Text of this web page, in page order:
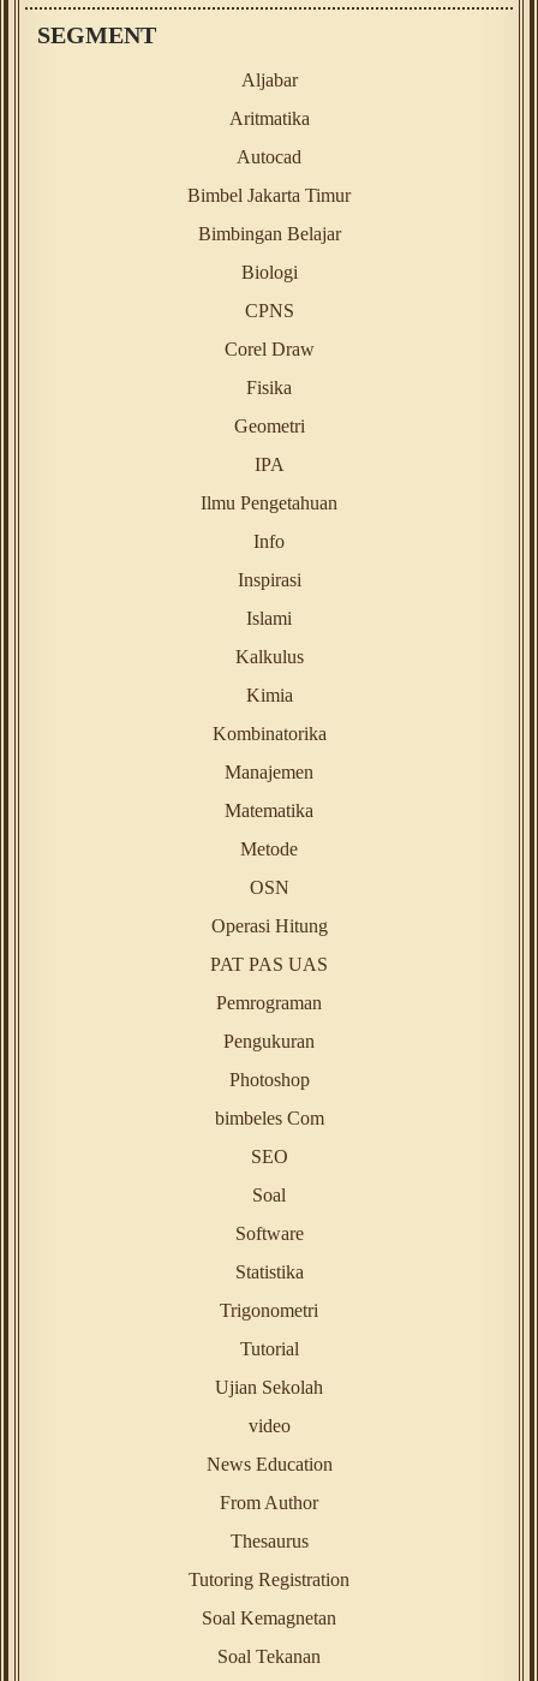
SEGMENT
Aljabar
Aritmatika
Autocad
Bimbel Jakarta Timur
Bimbingan Belajar
Biologi
CPNS
Corel Draw
Fisika
Geometri
IPA
Ilmu Pengetahuan
Info
Inspirasi
Islami
Kalkulus
Kimia
Kombinatorika
Manajemen
Matematika
Metode
OSN
Operasi Hitung
PAT PAS UAS
Pemrograman
Pengukuran
Photoshop
bimbeles Com
SEO
Soal
Software
Statistika
Trigonometri
Tutorial
Ujian Sekolah
video
News Education
From Author
Thesaurus
Tutoring Registration
Soal Kemagnetan
Soal Tekanan